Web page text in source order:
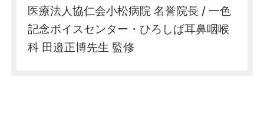
医療法人協仁会小松病院 名誉院長 / 一色
記念ボイスセンター・ひろしば耳鼻咽喉
科 田邉正博先生 監修